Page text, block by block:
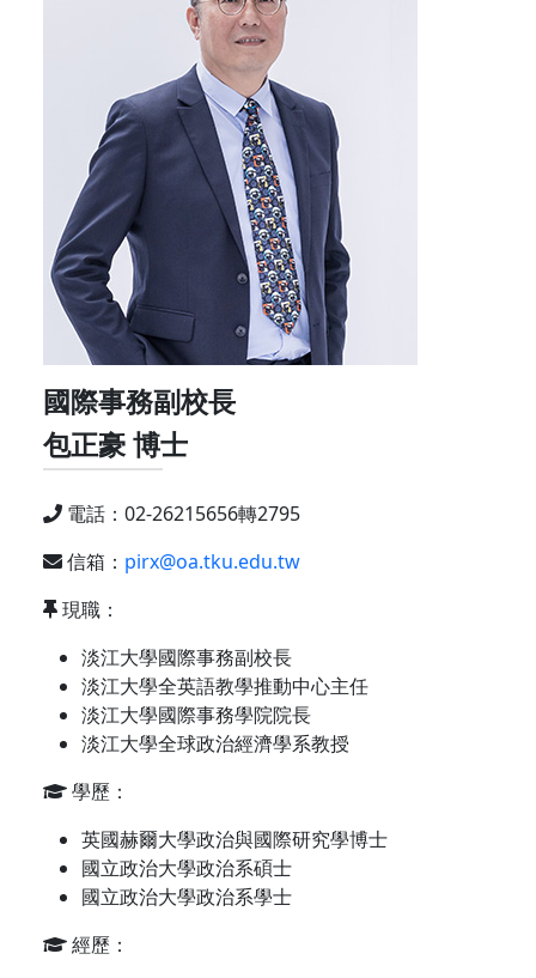
國際事務副校長
包正豪 博士
電話：02-26215656轉2795
信箱： pirx@oa.tku.edu.tw
現職：
淡江大學國際事務副校長
淡江大學全英語教學推動中心主任
淡江大學國際事務學院院長
淡江大學全球政治經濟學系教授
學歷：
英國赫爾大學政治與國際研究學博士
國立政治大學政治系碩士
國立政治大學政治系學士
經歷：